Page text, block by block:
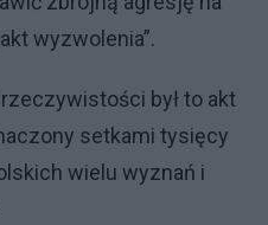
wyzwolenia”.
był to akt
setkami tysięcy
wielu wyznań i